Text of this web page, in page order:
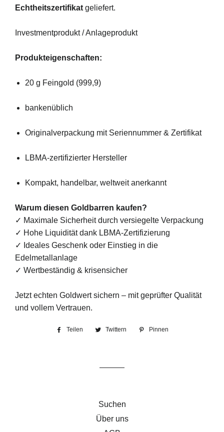
Echtheitszertifikat geliefert.
Investmentprodukt / Anlageprodukt
Produkteigenschaften:
20 g Feingold (999,9)
bankenüblich
Originalverpackung mit Seriennummer & Zertifikat
LBMA-zertifizierter Hersteller
Kompakt, handelbar, weltweit anerkannt
Warum diesen Goldbarren kaufen?
✓ Maximale Sicherheit durch versiegelte Verpackung
✓ Hohe Liquidität dank LBMA-Zertifizierung
✓ Ideales Geschenk oder Einstieg in die
Edelmetallanlage
✓ Wertbeständig & krisensicher
Jetzt echten Goldwert sichern – mit geprüfter Qualität
und vollem Vertrauen.
Teilen
Auf
Twittern
Auf
Pinnen
Suchen
Über uns